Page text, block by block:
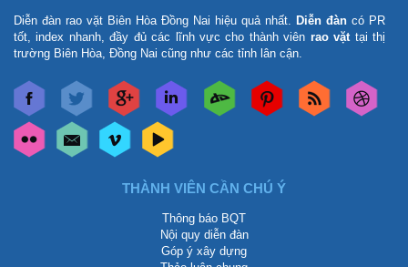
Diễn đàn rao vặt Biên Hòa Đồng Nai hiệu quả nhất. Diễn đàn có PR
tốt, index nhanh, đầy đủ các lĩnh vực cho thành viên rao vặttại thị
trường Biên Hòa, Đồng Nai cũng như các tỉnh lân cận.
THÀNH VIÊN CẦN CHÚ Ý
Thông báo BQT
Nội quy diễn đàn
Góp ý xây dựng